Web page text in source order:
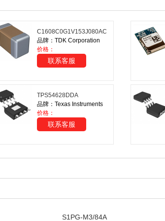
C1608C0G1V153J080AC
品牌：TDK Corporation
价格：
联系客服
TPS54628DDA
品牌：Texas Instruments
价格：
联系客服
S1PG-M3/84A